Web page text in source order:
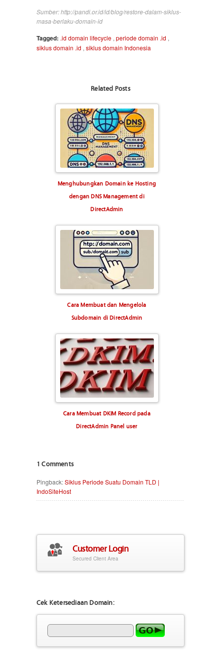
Sumber: http://pandi.or.id/id/blog/restore-dalam-siklus-
masa-berlaku-domain-id
Tagged: .id domain lifecycle , periode domain .id ,
siklus domain .id , siklus domain Indonesia
Related Posts
Menghubungkan Domain ke Hosting
dengan DNS Management di
DirectAdmin
Cara Membuat dan Mengelola
Subdomain di DirectAdmin
Cara Membuat DKIM Record pada
DirectAdmin Panel user
1 Comments
Pingback:Siklus Periode Suatu Domain TLD |
IndoSiteHost
Customer Login
Secured Client Area
Cek Ketersediaan Domain: